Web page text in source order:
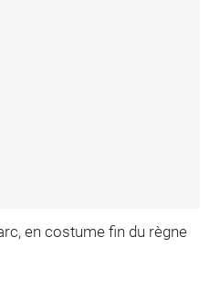
en costume fin du règne